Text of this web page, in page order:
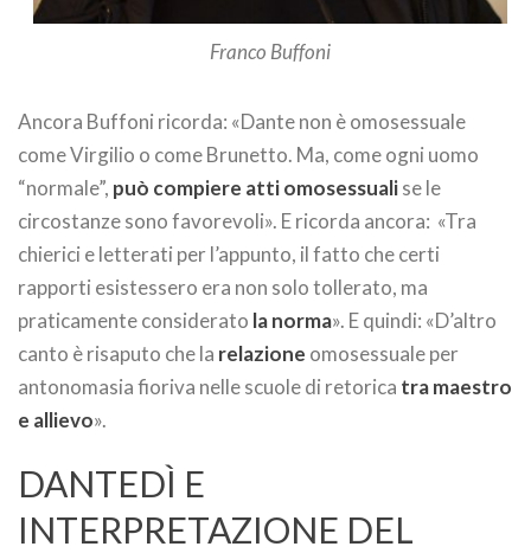
Franco Buffoni
Ancora Buffoni ricorda: «Dante non è omosessuale
come Virgilio o come Brunetto. Ma, come ogni uomo
“normale”, può compiere atti omosessualise le
circostanze sono favorevoli». E ricorda ancora: «Tra
chierici e letterati per l’appunto, il fatto che certi
rapporti esistessero era non solo tollerato, ma
praticamente considerato la norma». E quindi: «D’altro
canto è risaputo che la relazione omosessuale per
antonomasia fioriva nelle scuole di retorica tra maestro
e allievo».
DANTEDÌ E
INTERPRETAZIONE DEL